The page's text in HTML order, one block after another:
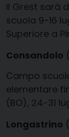
Il Grest sarà
scuola 9-16
Superiore a
Consandolo
Campo
elementare
(BO), 24-31
Longastrino